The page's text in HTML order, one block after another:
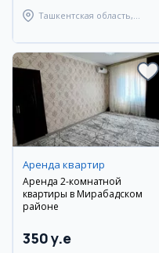
Ташкентская область,
Аренда квартир
Аренда 2-комнатной
квартиры в Мирабадском
районе
350 y.e